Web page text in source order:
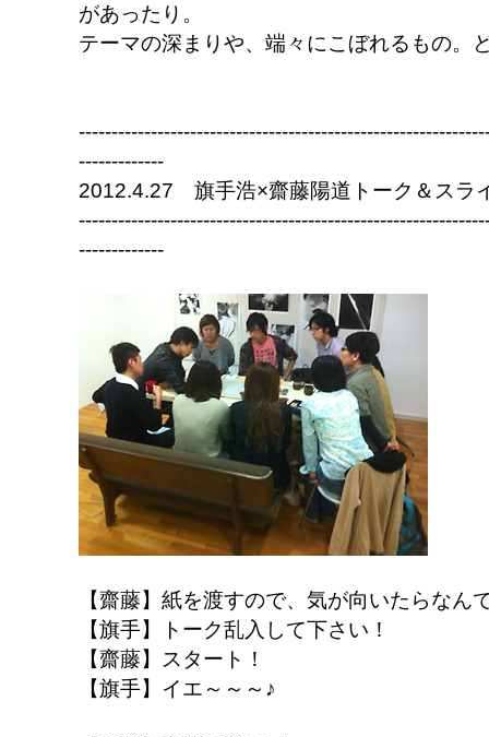
があったり。
テーマの深まりや、端々にこぼれるもの。
-------------
2012.4.27 旗手浩×齋藤陽道トーク＆スラ
-------------
【齋藤】紙を渡すので、気が向いたらなん
【旗手】トーク乱入して下さい！
【齋藤】スタート！
【旗手】イエ～～～♪